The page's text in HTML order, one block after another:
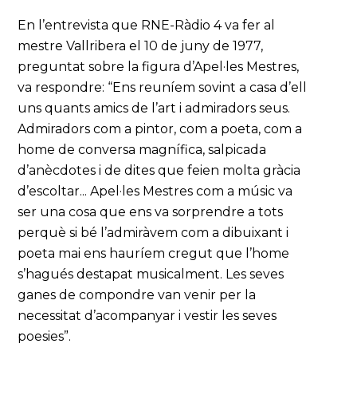
En l’entrevista que RNE-Ràdio 4 va fer al
mestre Vallribera el 10 de juny de 1977,
preguntat sobre la figura d’Apel·les Mestres,
va respondre: “Ens reuníem sovint a casa d’ell
uns quants amics de l’art i admiradors seus.
Admiradors com a pintor, com a poeta, com a
home de conversa magnífica, salpicada
d’anècdotes i de dites que feien molta gràcia
d’escoltar... Apel·les Mestres com a músic va
ser una cosa que ens va sorprendre a tots
perquè si bé l’admiràvem com a dibuixant i
poeta mai ens hauríem cregut que l’home
s’hagués destapat musicalment. Les seves
ganes de compondre van venir per la
necessitat d’acompanyar i vestir les seves
poesies”.